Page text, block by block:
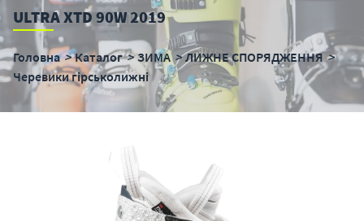
ULTRA XTD 90W 2019
Головна Каталог ЗИМА
ЛИЖНЕ СПОРЯДЖЕННЯ
Черевики гірськолижні